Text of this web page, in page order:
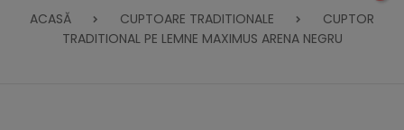
ACASĂ
CUPTOARE TRADITIONALE
CUPTOR
TRADITIONAL PE LEMNE MAXIMUS ARENA NEGRU